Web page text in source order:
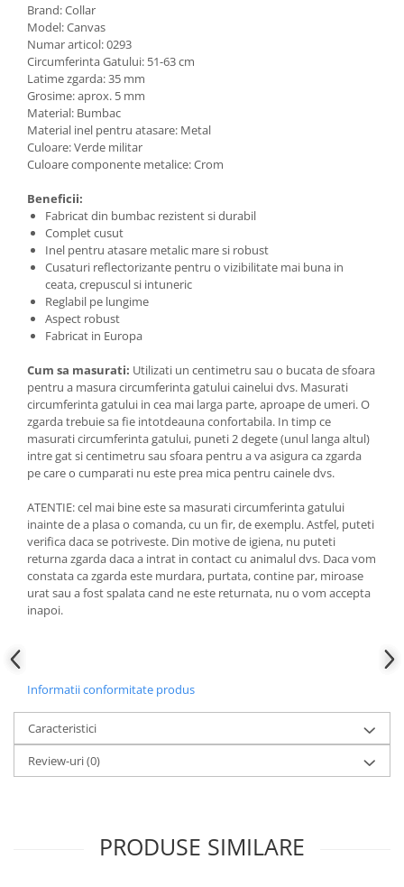
Brand: Collar
Model: Canvas
Numar articol: 0293
Circumferinta Gatului: 51-63 cm
Latime zgarda: 35 mm
Grosime: aprox. 5 mm
Material: Bumbac
Material inel pentru atasare: Metal
Culoare: Verde militar
Culoare componente metalice: Crom
Beneficii:
Fabricat din bumbac rezistent si durabil
Complet cusut
Inel pentru atasare metalic mare si robust
Cusaturi reflectorizante pentru o vizibilitate mai buna in
ceata, crepuscul si intuneric
Reglabil pe lungime
Aspect robust
Fabricat in Europa
Cum sa masurati: Utilizati un centimetru sau o bucata de sfoara
pentru a masura circumferinta gatului cainelui dvs. Masurati
circumferinta gatului in cea mai larga parte, aproape de umeri. O
zgarda trebuie sa fie intotdeauna confortabila. In timp ce
masurati circumferinta gatului, puneti 2 degete (unul langa altul)
intre gat si centimetru sau sfoara pentru a va asigura ca zgarda
pe care o cumparati nu este prea mica pentru cainele dvs.
ATENTIE: cel mai bine este sa masurati circumferinta gatului
inainte de a plasa o comanda, cu un fir, de exemplu. Astfel, puteti
verifica daca se potriveste. Din motive de igiena, nu puteti
returna zgarda daca a intrat in contact cu animalul dvs. Daca vom
constata ca zgarda este murdara, purtata, contine par, miroase
urat sau a fost spalata cand ne este returnata, nu o vom accepta
inapoi.
Informatii conformitate produs
Caracteristici
Review-uri(0)
PRODUSE SIMILARE